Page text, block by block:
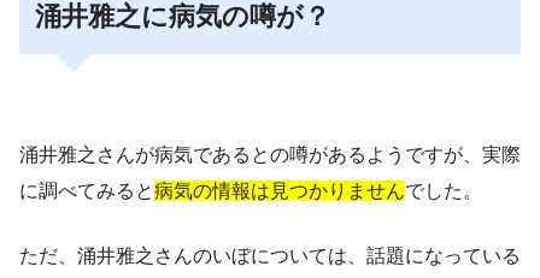
涌井雅之に病気の噂が？
涌井雅之さんが病気であるとの噂があるようですが、実際
に調べてみると病気の情報は見つかりませんでした。
ただ、涌井雅之さんのいぼについては、話題になっている